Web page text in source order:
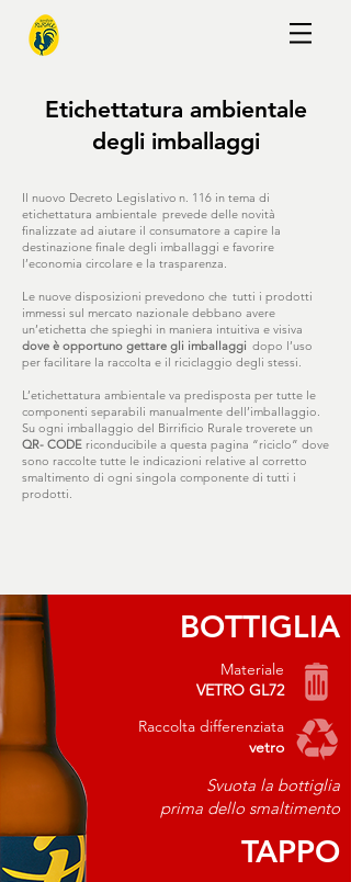
Etichettatura ambientale
degli imballaggi
Il nuovo Decreto Legislativo n. 116 in tema di
etichettatura ambientale prevede delle novità
finalizzate ad aiutare il consumatore a capire la
destinazione finale degli imballaggi e favorire
l’economia circolare e la trasparenza.
Le nuove disposizioni prevedono che tutti i prodotti
immessi sul mercato nazionale debbano avere
un’etichetta che spieghi in maniera intuitiva e visiva
dove è opportuno gettare gli imballaggi dopo l’uso
per facilitare la raccolta e il riciclaggio degli stessi.
L’etichettatura ambientale va predisposta per tutte le
componenti separabili manualmente dell’imballaggio.
Su ogni imballaggio del Birrificio Rurale troverete un
QR- CODE riconducibile a questa pagina “riciclo” dove
sono raccolte tutte le indicazioni relative al corretto
smaltimento di ogni singola componente di tutti i
prodotti.
BOTTIGLIA
Materiale
VETRO GL72
Raccolta differenziata
vetro
Svuota la bottiglia
prima dello smaltimento
TAPPO